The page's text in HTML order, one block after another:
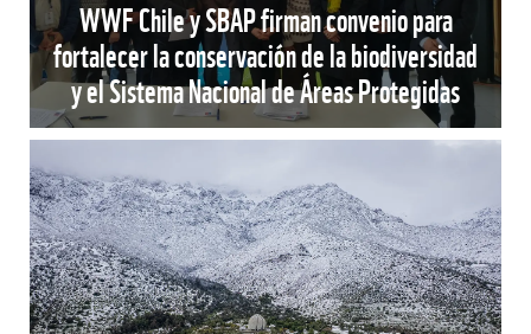
WWF Chile y SBAP firman convenio para
fortalecer la conservación de la biodiversidad
y el Sistema Nacional de Áreas Protegidas